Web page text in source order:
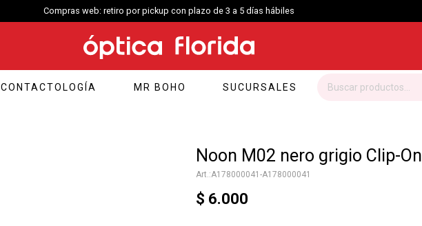
Compras web: retiro por pickup con plazo de 3 a 5 días hábiles
CONTACTOLOGÍA MR BOHO SUCURSALES
Noon M02 nero grigio Clip-On
A178000041-A178000041
$ 6.000